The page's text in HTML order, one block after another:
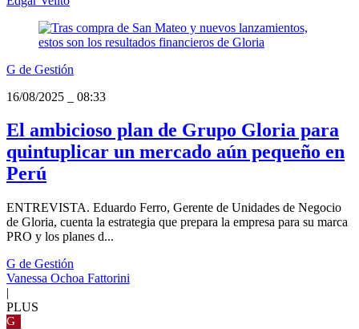
G de Gestión
16/08/2025
08:33
El ambicioso plan de Grupo Gloria para
quintuplicar un mercado aún pequeño en
Perú
ENTREVISTA. Eduardo Ferro, Gerente de Unidades de Negocio
de Gloria, cuenta la estrategia que prepara la empresa para su marca
PRO y los planes d...
G de Gestión
Vanessa Ochoa Fattorini
|
PLUS
G